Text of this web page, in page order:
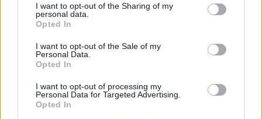
I want to opt-out of the Sharing of my
personal data.
Opted In
I want to opt-out of the Sale of my
Personal Data.
Opted In
I want to opt-out of processing my
Personal Data for Targeted Advertising.
Opted In
Az előfizetés a következőket tartalmazza:
Portfolio.hu teljes cikkarchívum
kötéslistái
Előfizetés